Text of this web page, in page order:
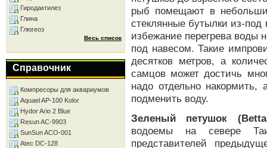
рыб помещают в
стеклянные бутылки из-
избежание перегрева воды
под навесом. Такие
десятков метров, а
самцов может достичь
надо отдельно
подменить воду.
Зеленый петушок
водоемы на севере
представителей
Гиродактилез
Глина
Глюгеоз
Весь список
Справочник
Компресоры для аквариумов
Aquael AP-100 Kolor
Hydor Ario 2 Blue
Resun AC-9903
SunSun ACO-001
Atec DC-128